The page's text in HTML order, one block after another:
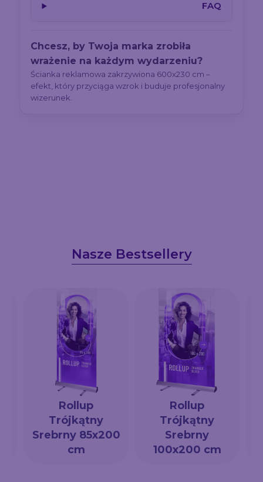
FAQ
Chcesz, by Twoja marka zrobiła
wrażenie na każdym wydarzeniu?
Ścianka reklamowa zakrzywiona 600x230 cm –
efekt, który przyciąga wzrok i buduje profesjonalny
wizerunek.
Nasze Bestsellery
Rollup
Trójkątny
Srebrny 85x200
cm
Rollup
Trójkątny
Srebrny
100x200 cm